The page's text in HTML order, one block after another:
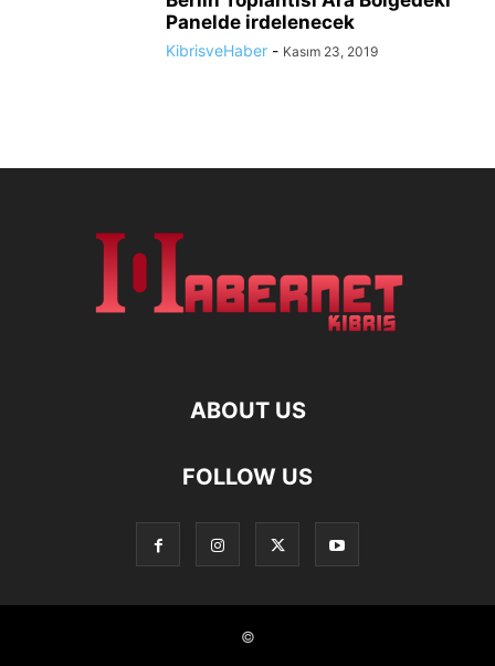
Panelde irdelenecek
KibrisveHaber - Kasım 23, 2019
ABOUT US
FOLLOW US
©